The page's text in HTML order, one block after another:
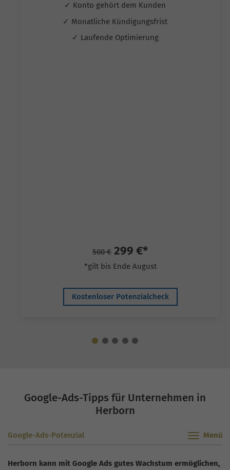
✓ Konto gehört dem Kunden
✓ Monatliche Kündigungsfrist
✓ Laufende Optimierung
500 € 299 €*
*gilt bis Ende August
Kostenloser Potenzialcheck
Google-Ads-Tipps für Unternehmen in
Herborn
Google-Ads-Potenzial
Herborn kann mit Google Ads gutes Wachstum ermöglichen,